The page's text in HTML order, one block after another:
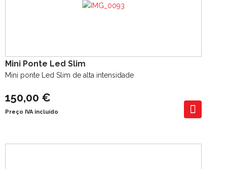
Mini Ponte Led Slim
Mini ponte Led Slim de alta intensidade
150,00 €
Preço IVA incluído